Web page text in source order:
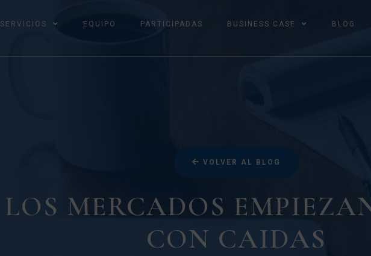
SERVICIOS EQUIPO PARTICIPADAS BUSINESS CASE BLOG
VOLVER AL BLOG
LOS MERCADOS
CON CAIDAS